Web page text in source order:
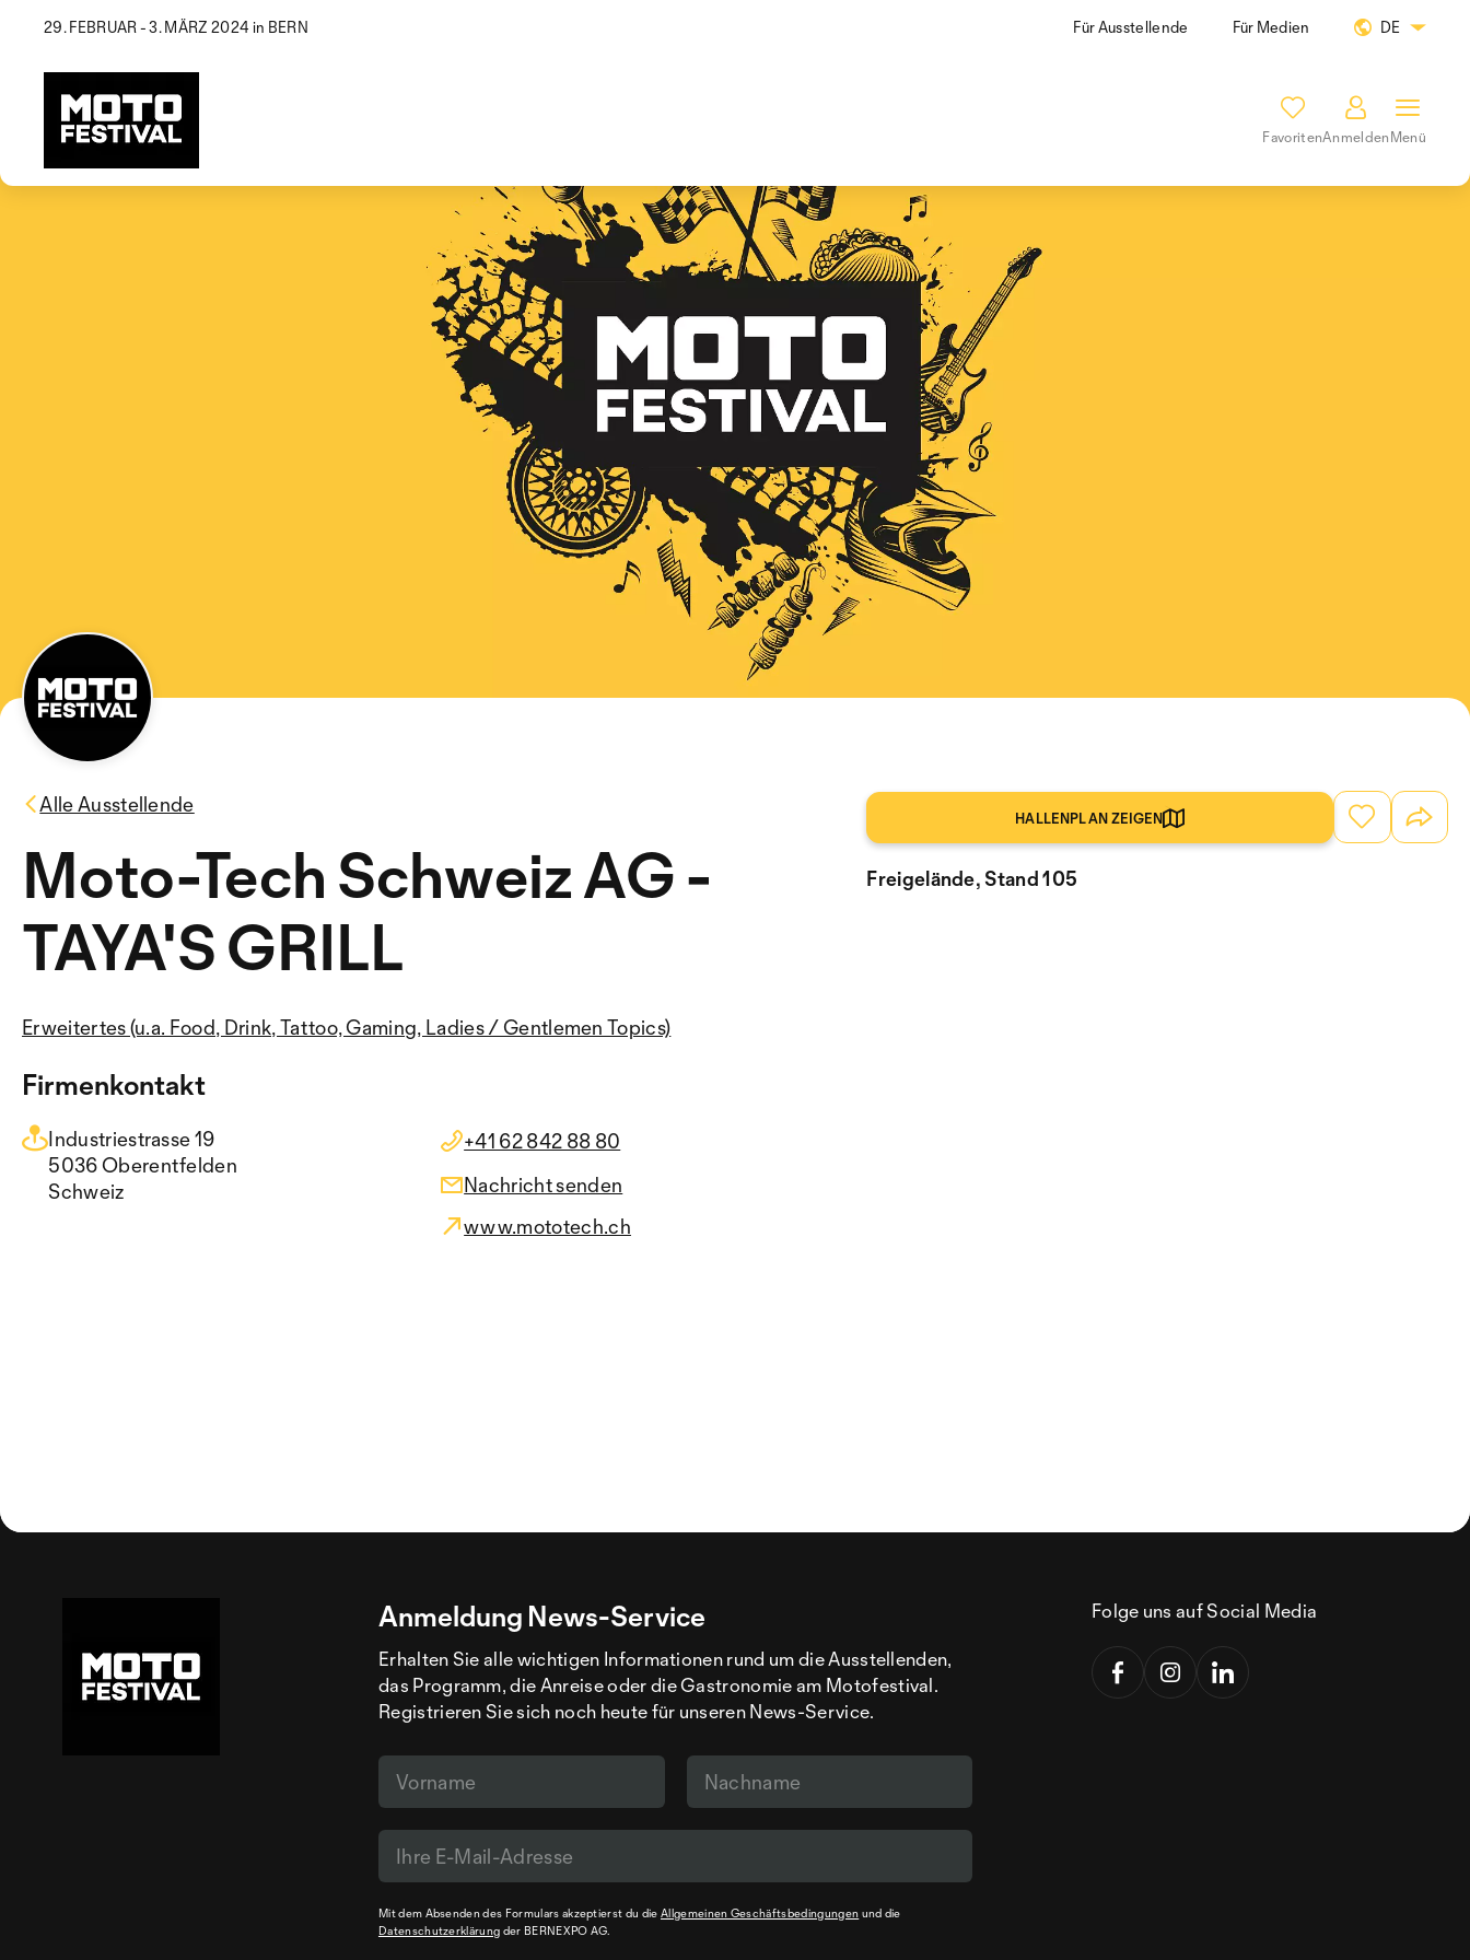
29. FEBRUAR - 3. MÄRZ 2024 in BERN Für Ausstellende Für Medien DE
FavoritenAnmeldenMenü
Alle Ausstellende
Moto-Tech Schweiz AG -
TAYA'S GRILL
Erweitertes (u.a. Food, Drink, Tattoo, Gaming, Ladies / Gentlemen Topics)
HALLENPLAN ZEIGEN
Freigelände, Stand 105
Firmenkontakt
Industriestrasse 19
5036 Oberentfelden
Schweiz
+41 62 842 88 80
Nachricht senden
www.mototech.ch
Anmeldung News-Service
Erhalten Sie alle wichtigen Informationen rund um die Ausstellenden,
das Programm, die Anreise oder die Gastronomie am Motofestival.
Registrieren Sie sich noch heute für unseren News-Service.
Mit dem Absenden des Formulars akzeptierst du die Allgemeinen Geschäftsbedingungen und die
Datenschutzerklärung der BERNEXPO AG.
Folge uns auf Social Media